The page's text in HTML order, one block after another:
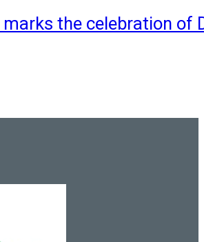
the celebration of